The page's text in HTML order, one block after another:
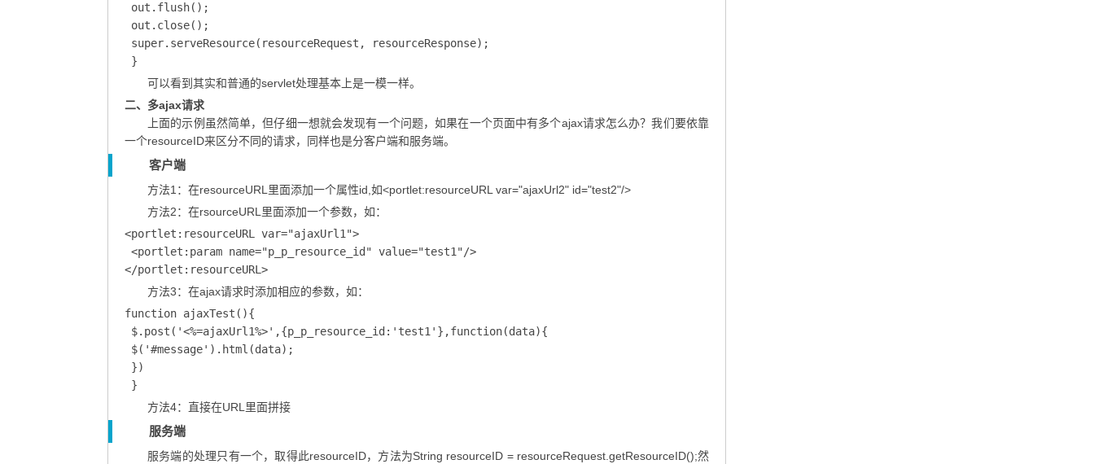
out.flush();
out.close();
super.serveResource(resourceRequest, resourceResponse);
}
可以看到其实和普通的servlet处理基本上是一模一样。
二、多ajax请求
上面的示例虽然简单，但仔细一想就会发现有一个问题，如果在一个页面中有多个ajax请求怎么办？我们要依靠
一个resourceID来区分不同的请求，同样也是分客户端和服务端。
客户端
方法1：在resourceURL里面添加一个属性id,如<portlet:resourceURL var="ajaxUrl2" id="test2"/>
方法2：在rsourceURL里面添加一个参数，如：
<portlet:resourceURL var="ajaxUrl1">
<portlet:param name="p_p_resource_id" value="test1"/>
</portlet:resourceURL>
方法3：在ajax请求时添加相应的参数，如：
function ajaxTest(){
$.post('<%=ajaxUrl1%>',{p_p_resource_id:'test1'},function(data){
$('#message').html(data);
})
}
方法4：直接在URL里面拼接
服务端
服务端的处理只有一个，取得此resourceID，方法为String resourceID = resourceRequest.getResourceID();然